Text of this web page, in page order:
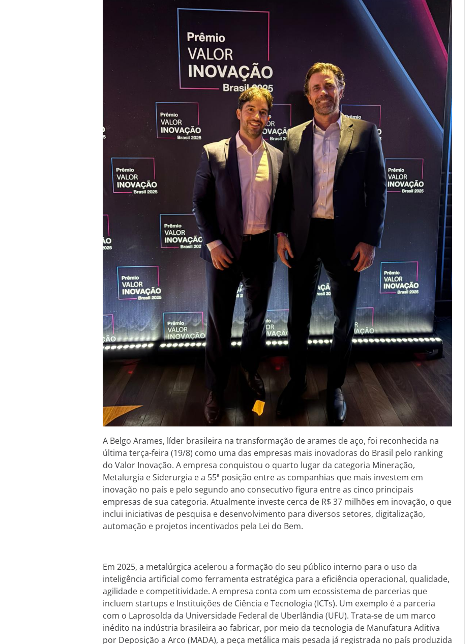
A Belgo Arames, líder brasileira na transformação de arames de aço, foi reconhecida na
última terça-feira (19/8) como uma das empresas mais inovadoras do Brasil pelo ranking
do Valor Inovação. A empresa conquistou o quarto lugar da categoria Mineração,
Metalurgia e Siderurgia e a 55ª posição entre as companhias que mais investem em
inovação no país e pelo segundo ano consecutivo figura entre as cinco principais
empresas de sua categoria. Atualmente investe cerca de R$ 37 milhões em inovação, o que
inclui iniciativas de pesquisa e desenvolvimento para diversos setores, digitalização,
automação e projetos incentivados pela Lei do Bem.
Em 2025, a metalúrgica acelerou a formação do seu público interno para o uso da
inteligência artificial como ferramenta estratégica para a eficiência operacional, qualidade,
agilidade e competitividade. A empresa conta com um ecossistema de parcerias que
incluem startups e Instituições de Ciência e Tecnologia (ICTs). Um exemplo é a parceria
com o Laprosolda da Universidade Federal de Uberlândia (UFU). Trata-se de um marco
inédito na indústria brasileira ao fabricar, por meio da tecnologia de Manufatura Aditiva
por Deposição a Arco (MADA), a peça metálica mais pesada já registrada no país produzida